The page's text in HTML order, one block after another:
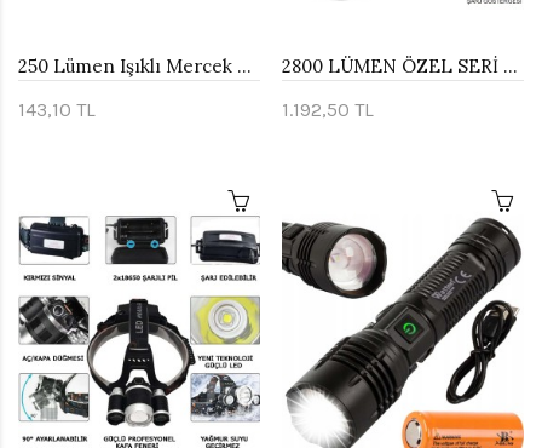
250 Lümen Işıklı Mercek Büyüteç Watton Wt-374
143,10 TL
2800 LÜMEN ÖZEL SERİ YEŞİL LAZER ÖZELLİKLİ MIKNATISLI WATTON WT-735
1.192,50 TL